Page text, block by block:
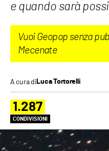
e quando sarà
Vuoi Geopop senza
Mecenate
A cura diLuca Tortorelli
1.287
CONDIVISIONI